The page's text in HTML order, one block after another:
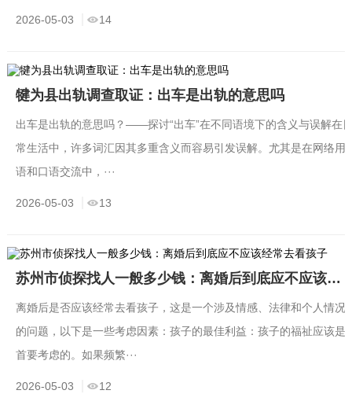
2026-05-03 14
犍为县出轨调查取证：出车是出轨的意思吗
出车是出轨的意思吗？——探讨“出车”在不同语境下的含义与误解在
常生活中，许多词汇因其多重含义而容易引发误解。尤其是在网络用
语和口语交流中，···
2026-05-03 13
苏州市侦探找人一般多少钱：离婚后到底应不应该经常去看孩子
离婚后是否应该经常去看孩子，这是一个涉及情感、法律和个人情况
的问题，以下是一些考虑因素：孩子的最佳利益：孩子的福祉应该是
首要考虑的。如果频繁···
2026-05-03 12